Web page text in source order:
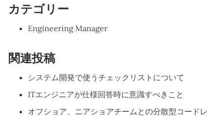
カテゴリー
Engineering Manager
関連投稿
システム開発で使うチェックリストについて
ITエンジニアが仕様回答時に意識すべきこと
オフショア、ニアショアチームとの分散型コードレ